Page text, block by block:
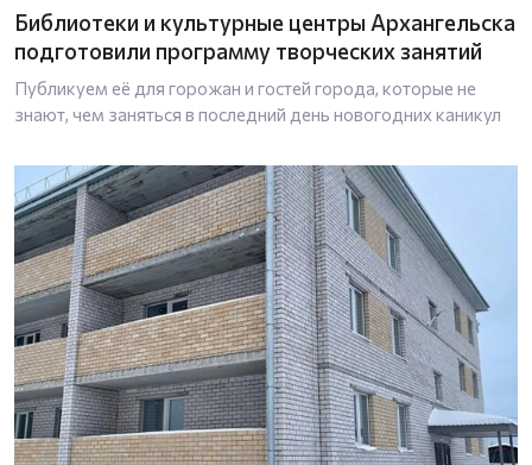
Библиотеки и культурные центры Архангельска
подготовили программу творческих занятий
Публикуем её для горожан и гостей города, которые не
знают, чем заняться в последний день новогодних каникул